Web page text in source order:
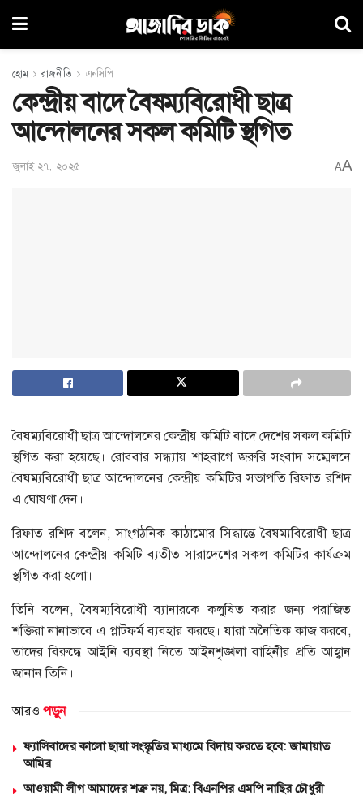
হোম রাজনীতি এনসিপি
কেন্দ্রীয় বাদে বৈষম্যবিরোধী ছাত্র
আন্দোলনের সকল কমিটি স্থগিত
জুলাই ২৭, ২০২৫ AA
বৈষম্যবিরোধী ছাত্র আন্দোলনের কেন্দ্রীয় কমিটি বাদে দেশের সকল কমিটি
স্থগিত করা হয়েছে। রোববার সন্ধ্যায় শাহবাগে জরুরি সংবাদ সম্মেলনে
বৈষম্যবিরোধী ছাত্র আন্দোলনের কেন্দ্রীয় কমিটির সভাপতি রিফাত রশিদ
এ ঘোষণা দেন।
রিফাত রশিদ বলেন, সাংগঠনিক কাঠামোর সিদ্ধান্তে বৈষম্যবিরোধী ছাত্র
আন্দোলনের কেন্দ্রীয় কমিটি ব্যতীত সারাদেশের সকল কমিটির কার্যক্রম
স্থগিত করা হলো।
তিনি বলেন, বৈষম্যবিরোধী ব্যানারকে কলুষিত করার জন্য পরাজিত
শক্তিরা নানাভাবে এ প্লাটফর্ম ব্যবহার করছে। যারা অনৈতিক কাজ করবে,
তাদের বিরুদ্ধে আইনি ব্যবস্থা নিতে আইনশৃঙ্খলা বাহিনীর প্রতি আহ্বান
জানান তিনি।
আরও পড়ুন
ফ্যাসিবাদের কালো ছায়া সংস্কৃতির মাধ্যমে বিদায় করতে হবে: জামায়াত
আমির
আওয়ামী লীগ আমাদের শত্রু নয়, মিত্র: বিএনপির এমপি নাছির চৌধুরী